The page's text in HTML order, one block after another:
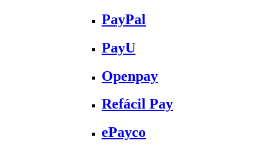
PayPal
PayU
Openpay
Refácil Pay
ePayco